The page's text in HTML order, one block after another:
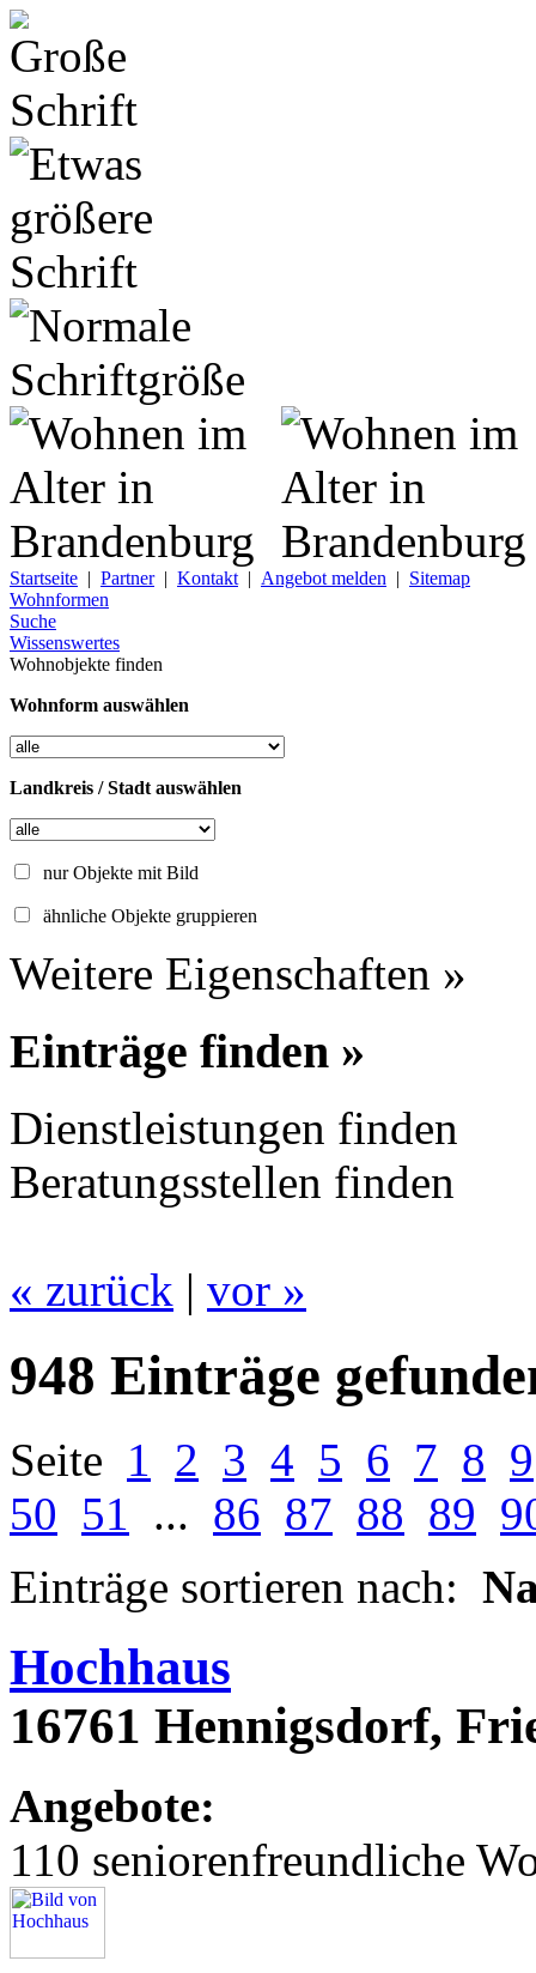
Startseite | Partner| Kontakt | Angebot melden | Sitemap
Wohnformen
Suche
Wissenswertes
Wohnobjekte finden
Wohnform auswählen
Landkreis / Stadt auswählen
nur Objekte mit Bild
ähnliche Objekte gruppieren
Weitere Eigenschaften »
Einträge finden »
Dienstleistungen finden
Beratungsstellen finden
« zurück | vor »
948 Einträge
Seite 1 2 3 4 5 6 7 8 9
50 51 ... 86 87 88 89
Einträge sortieren nach:
Hochhaus
16761 Hennigsdorf,
Angebote:
110 seniorenfreundliche